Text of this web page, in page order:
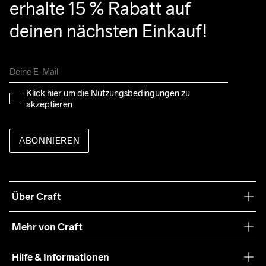
erhalte 15 % Rabatt auf
deinen nächsten Einkauf!
Klick hier um die Nutzungsbedingungen zu
akzeptieren
ABONNIEREN
Über Craft
Nachhaltigkeit
Mehr von Craft
Hilfe & Informationen